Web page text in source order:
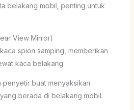
belakang mobil, penting untuk
View Mirror)
spion samping, memberikan
kaca belakang.
penyetir buat menyaksikan
berada di belakang mobil.